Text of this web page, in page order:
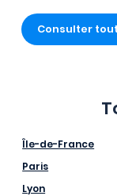
Consulter
Île-de-France
Paris
Lyon